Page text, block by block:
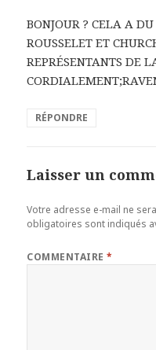
:
BONJOUR ? CELA A
ROUSSELET ET
REPRÉSENTANTS DE
RÉPONDRE
Laisser un
Votre adresse e-mail ne
obligatoires sont indiqués
COMMENTAIRE*